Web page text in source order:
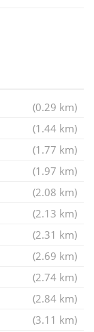
(0.29 km)
(1.44 km)
(1.77 km)
(1.97 km)
(2.08 km)
(2.13 km)
(2.31 km)
(2.69 km)
(2.74 km)
(2.84 km)
(3.11 km)